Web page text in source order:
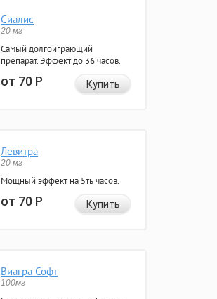
Сиалис
20 мг
Самый долгоиграющий
препарат. Эффект до 36 часов.
от 70Р Купить
Левитра
20 мг
Мощный эффект на 5ть часов.
от 70Р Купить
Виагра Софт
100мг